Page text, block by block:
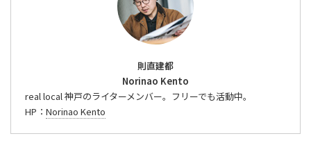
則直建都
Norinao Kento
real local 神戸のライターメンバー。フリーでも活動中。
HP： Norinao Kento